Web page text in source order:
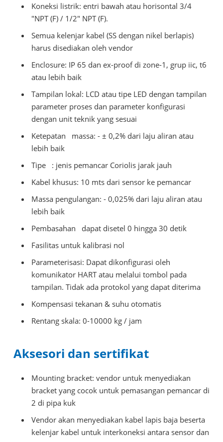
Koneksi listrik: entri bawah atau horisontal 3/4
"NPT (F) / 1/2" NPT (F).
Semua kelenjar kabel (SS dengan nikel berlapis)
harus disediakan oleh vendor
Enclosure: IP 65 dan ex-proof di zone-1, grup iic, t6
atau lebih baik
Tampilan lokal: LCD atau tipe LED dengan tampilan
parameter proses dan parameter konfigurasi
dengan unit teknik yang sesuai
Ketepatan
massa: - ± 0,2% dari laju aliran atau
lebih baik
Tipe
: jenis pemancar Coriolis jarak jauh
Kabel khusus: 10 mts dari sensor ke pemancar
Massa pengulangan: - 0,025% dari laju aliran atau
lebih baik
Pembasahan
dapat disetel 0 hingga 30 detik
Fasilitas untuk kalibrasi nol
Parameterisasi: Dapat dikonfigurasi oleh
komunikator HART atau melalui tombol pada
tampilan. Tidak ada protokol yang dapat diterima
Kompensasi tekanan & suhu otomatis
Rentang skala: 0-10000 kg / jam
Aksesori dan sertifikat
Mounting bracket: vendor untuk menyediakan
bracket yang cocok untuk pemasangan pemancar di
2 di pipa kuk
Vendor akan menyediakan kabel lapis baja beserta
kelenjar kabel untuk interkoneksi antara sensor dan